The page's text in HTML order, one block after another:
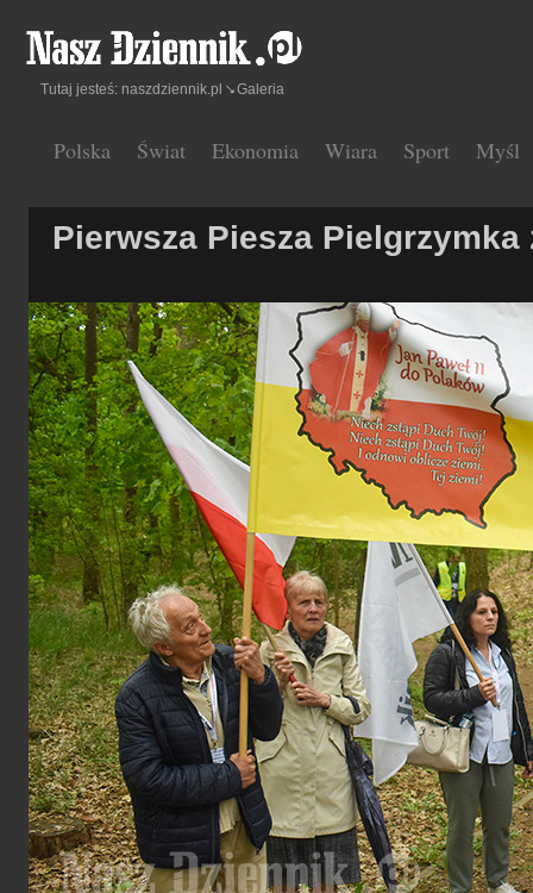
Polska Świat Ekonomia Wiara Sport Myśl
Tutaj jesteś: naszdziennik.pl Galeria
Pierwsza Piesza